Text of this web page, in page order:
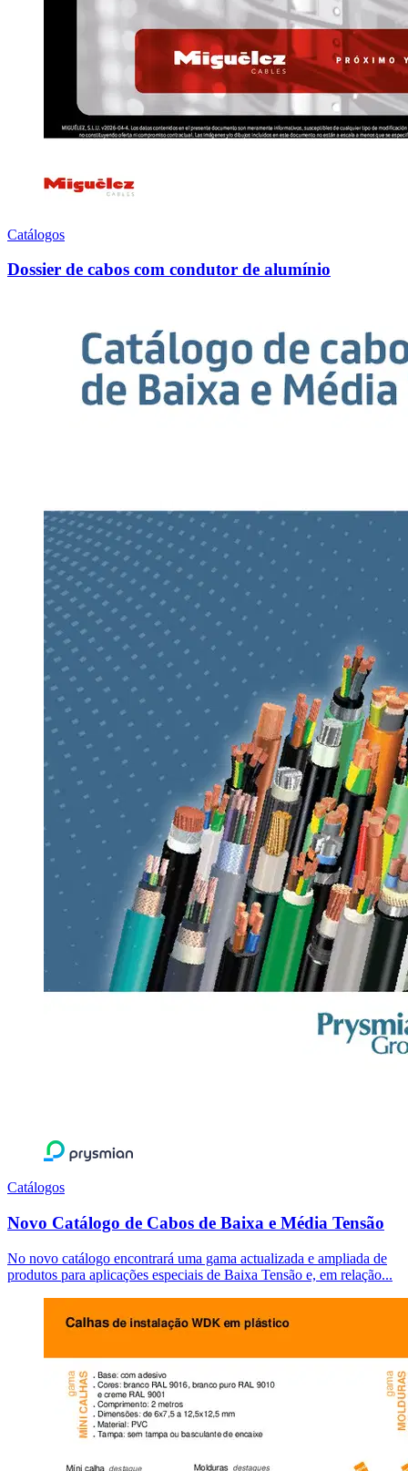
Catálogos
Dossier de cabos com condutor de alumínio
Catálogos
Novo Catálogo de Cabos de Baixa e Média Tensão
No novo catálogo encontrará uma gama actualizada e ampliada de
produtos para aplicações especiais de Baixa Tensão e, em relação...